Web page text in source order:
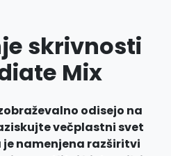
skrivnosti
Mix
odisejo na
večplastni svet
je namenjena razširitvi